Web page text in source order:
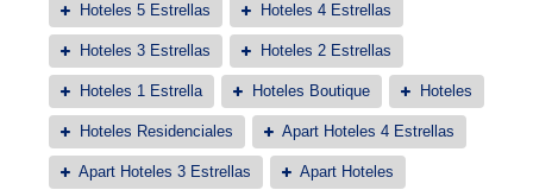
Hoteles 5 Estrellas Hoteles 4 Estrellas
Hoteles 3 Estrellas Hoteles 2 Estrellas
Hoteles 1 Estrella Hoteles Boutique Hoteles
Hoteles Residenciales Apart Hoteles 4 Estrellas
Apart Hoteles 3 Estrellas Apart Hoteles